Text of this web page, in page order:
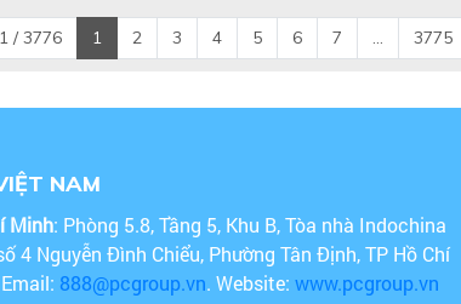
/ 3776 1 2 3 4 5 6 7 ... 3775
NAM
Minh: Phòng 5.8, Tầng 5, Khu B, Tòa nhà Indochina
4 Nguyễn Đình Chiểu, Phường Tân Định, TP Hồ Chí
888@pcgroup.vn. Website: www.pcgroup.vn